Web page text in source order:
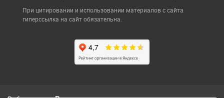
При цитировании и использовании материалов с сайта
гиперссылка на сайт обязательна.